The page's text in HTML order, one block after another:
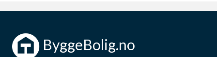
ByggeBolig.no